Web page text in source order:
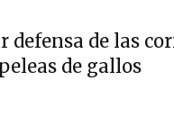
defensa de las
de gallos